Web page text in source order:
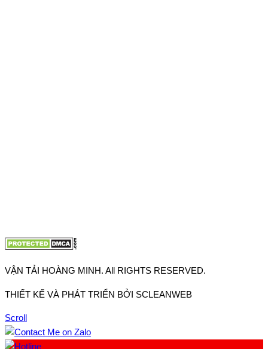
VẬN TẢI HOÀNG MINH. All RIGHTS RESERVED.
THIẾT KẾ VÀ PHÁT TRIỂN BỞI SCLEANWEB
Scroll